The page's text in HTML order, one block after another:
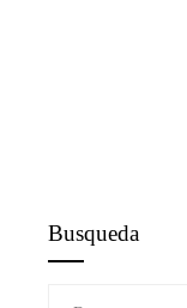
Busqueda